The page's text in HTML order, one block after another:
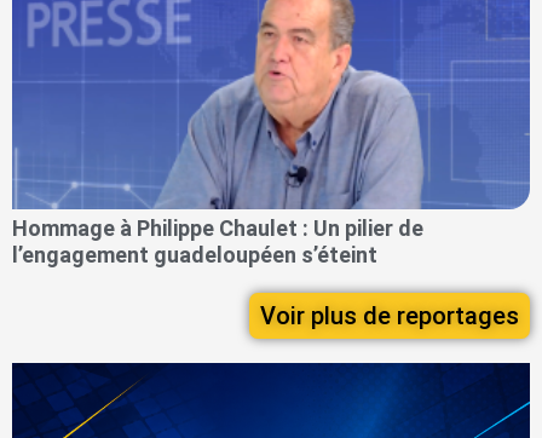
Hommage à Philippe Chaulet : Un pilier de
l’engagement guadeloupéen s’éteint
Voir plus de reportages